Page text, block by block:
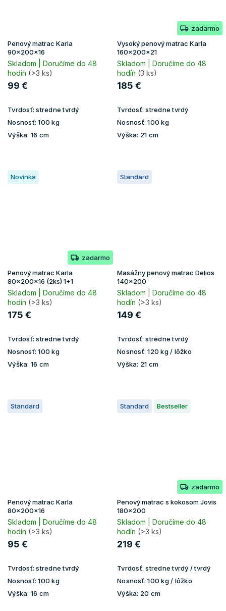
Penový matrac Karla
90x200x16
Skladom | Doručíme do 48
hodín (>3 ks)
99 €
Tvrdosť: stredne tvrdý
Nosnosť: 100 kg
Výška: 16 cm
zadarmo
Vysoký penový matrac Karla
160x200x21
Skladom | Doručíme do 48
hodín (3 ks)
185 €
Tvrdosť: stredne tvrdý
Nosnosť: 100 kg
Výška: 21 cm
Novinka
zadarmo
Penový matrac Karla
80x200x16 (2ks) 1+1
Skladom | Doručíme do 48
hodín (>3 ks)
175 €
Tvrdosť: stredne tvrdý
Nosnosť: 100 kg
Výška: 16 cm
Standard
Masážny penový matrac Delios
140x200
Skladom | Doručíme do 48
hodín (>3 ks)
149 €
Tvrdosť: stredne tvrdý
Nosnosť: 120 kg / lôžko
Výška: 21 cm
Standard
Penový matrac Karla
80x200x16
Skladom | Doručíme do 48
hodín (>3 ks)
95 €
Tvrdosť: stredne tvrdý
Nosnosť: 100 kg
Výška: 16 cm
Standard Bestseller
zadarmo
Penový matrac s kokosom Jovis
180x200
Skladom | Doručíme do 48
hodín (>3 ks)
219 €
Tvrdosť: stredne tvrdý / tvrdý
Nosnosť: 100 kg / lôžko
Výška: 20 cm